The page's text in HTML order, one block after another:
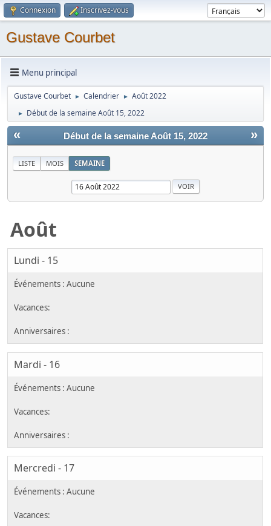
Connexion Inscrivez-vous
Gustave Courbet
Menu principal
Gustave Courbet ► Calendrier ► Août 2022
► Début de la semaine Août 15, 2022
« »
Début de la semaine Août 15, 2022
LISTE MOIS SEMAINE
Août
Lundi - 15
Mardi - 16
Mercredi - 17